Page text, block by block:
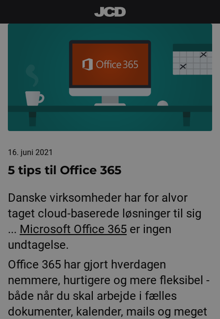
16. juni 2021
5 tips til Office 365
Danske virksomheder har for alvor
taget cloud-baserede løsninger til sig
... Microsoft Office 365 er ingen
undtagelse.
Office 365 har gjort hverdagen
nemmere, hurtigere og mere fleksibel -
både når du skal arbejde i fælles
dokumenter, kalender, mails og meget